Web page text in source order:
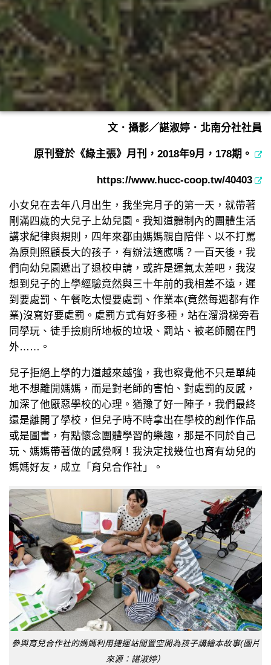
文．攝影／諶淑婷．北南分社社員
原刊登於《綠主張》月刊，2018年9月，178期。
https://www.hucc-coop.tw/40403
小女兒在去年八月出生，我坐完月子的第一天，就帶著
剛滿四歲的大兒子上幼兒園。我知道體制內的團體生活
講求紀律與規則，四年來都由媽媽親自陪伴、以不打罵
為原則照顧長大的孩子，有辦法適應嗎？一百天後，我
們向幼兒園遞出了退校申請，或許是運氣太差吧，我沒
想到兒子的上學經驗竟然與三十年前的我相差不遠，遲
到要處罰、午餐吃太慢要處罰、作業本(竟然每週都有作
業)沒寫好要處罰。處罰方式有好多種，站在溜滑梯旁看
同學玩、徒手撿廁所地板的垃圾、罰站、被老師關在門
外……。
兒子拒絕上學的力道越來越強，我也察覺他不只是單純
地不想離開媽媽，而是對老師的害怕、對處罰的反感，
加深了他厭惡學校的心理。猶豫了好一陣子，我們最終
還是離開了學校，但兒子時不時拿出在學校的創作作品
或是圖書，有點懷念團體學習的樂趣，那是不同於自己
玩、媽媽帶著做的感覺啊！我決定找幾位也育有幼兒的
媽媽好友，成立「育兒合作社」。
參與育兒合作社的媽媽利用捷運站閒置空間為孩子講繪本故事(圖片
來源：諶淑婷）